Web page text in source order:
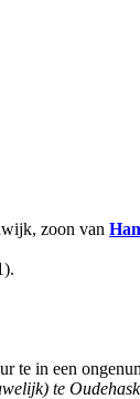
zoon van
in een
te